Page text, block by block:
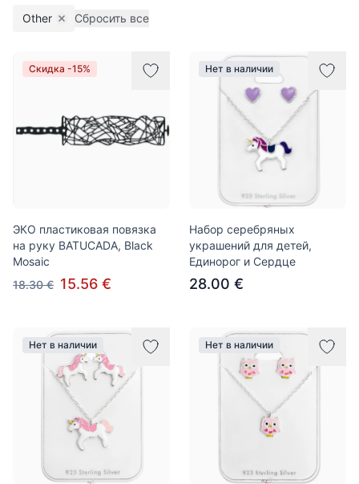
Other Remove filter
Сбросить все
Товары
Скидка -15%
ЭКО пластиковая повязка
на руку BATUCADA, Black
Mosaic
18.30 € 15.56 €
Нет в наличии
Набор серебряных
украшений для детей,
Единорог и Сердце
28.00 €
Нет в наличии Нет в наличии